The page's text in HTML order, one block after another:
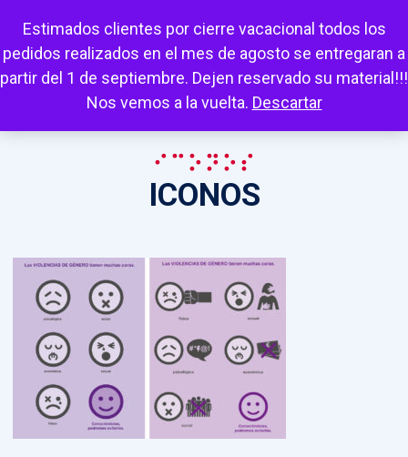
Estimados clientes por cierre vacacional todos los
pedidos realizados en el mes de agosto se entregaran a
partir del 1 de septiembre. Dejen reservado su material!!!
Nos vemos a la vuelta. Descartar
Mi cuenta Carrito Favoritos Escuchar
ICONOS
ICONOS